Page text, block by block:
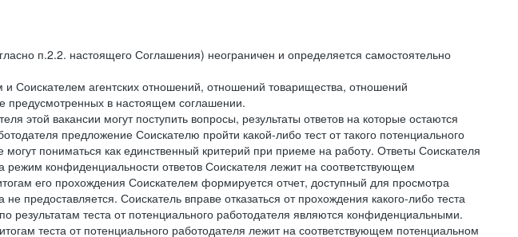
п.2.2. настоящего Соглашения) неограничен и определяется самостоятельно
Соискателем агентских отношений, отношений товарищества, отношений
предусмотренных в настоящем соглашении.
этой вакансии могут поступить вопросы, результаты ответов на которые остаются
предложение Соискателю пройти какой-либо тест от такого потенциального
пониматься как единственный критерий при приеме на работу. Ответы Соискателя
конфиденциальности ответов Соискателя лежит на соответствующем
его прохождения Соискателем формируется отчет, доступный для просмотра
предоставляется. Соискатель вправе отказаться от прохождения какого-либо теста
результатам теста от потенциального работодателя являются конфиденциальными.
теста от потенциального работодателя лежит на соответствующем потенциальном